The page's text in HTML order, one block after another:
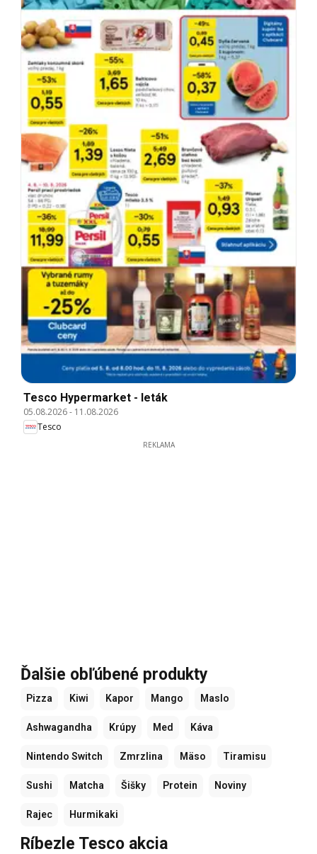
Tesco Hypermarket - leták
05.08.2026- 11.08.2026
Tesco
REKLAMA
Ďalšie obľúbené produkty
Pizza Kiwi Kapor Mango Maslo
Ashwagandha Krúpy Med Káva
Nintendo Switch Zmrzlina Mäso Tiramisu
Sushi Matcha Šišky Protein Noviny
Rajec Hurmikaki
Ríbezle Tesco akcia